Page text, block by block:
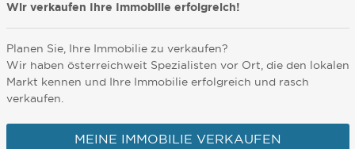
Wir verkaufen Ihre Immobilie erfolgreich!
Planen Sie, Ihre Immobilie zu verkaufen?
Wir haben österreichweit Spezialisten vor Ort, die den lokalen
Markt kennen und Ihre Immobilie erfolgreich und rasch
verkaufen.
MEINE IMMOBILIE VERKAUFEN